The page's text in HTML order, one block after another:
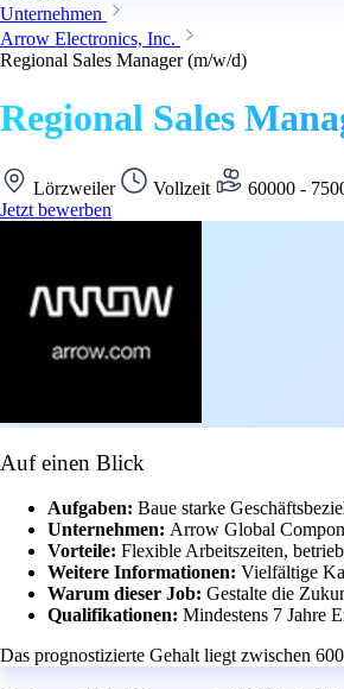
Unternehmen
Arrow Electronics, Inc.
Regional Sales Manager (m/w/d)
Regional Sales
Lörzweiler Vollzeit 60000 -
Jetzt bewerben
Auf einen Blick
Aufgaben: Baue starke
Unternehmen: Arrow Global
Vorteile: Flexible Arbeitszeiten,
Weitere Informationen: Vielfältige
Warum dieser Job: Gestalte die
Qualifikationen: Mindestens 7 Jahre
Das prognostizierte Gehalt liegt zwischen